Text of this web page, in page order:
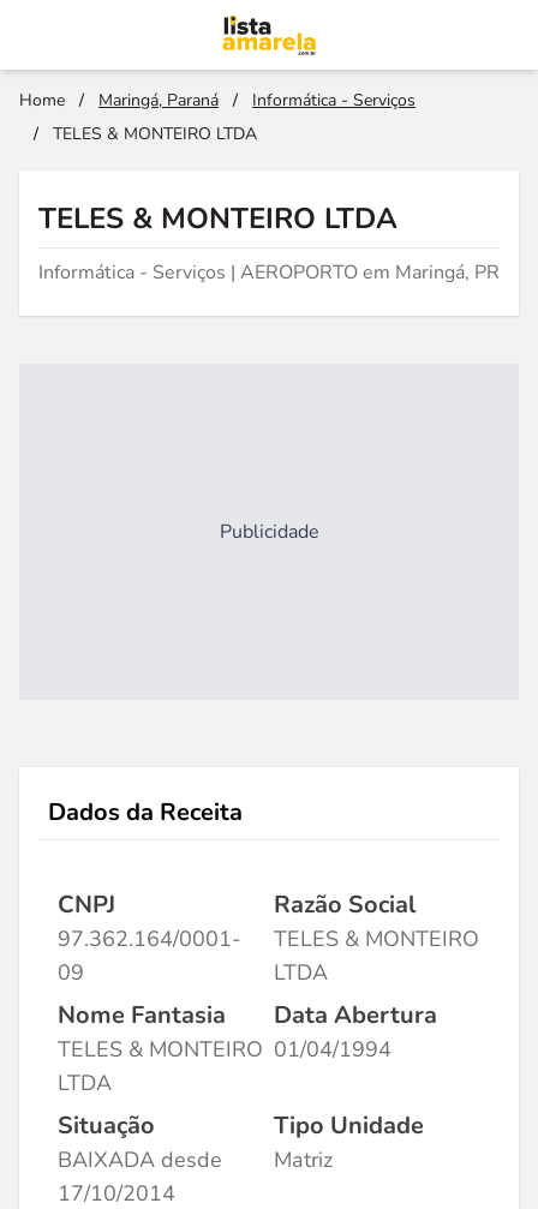
Home / Maringá, Paraná /
Informática - Serviços
/
TELES & MONTEIRO LTDA
TELES & MONTEIRO LTDA
Informática - Serviços | AEROPORTO em Maringá, PR
Publicidade
Dados da Receita
CNPJ
97.362.164/0001-
09
Razão Social
TELES & MONTEIRO
LTDA
Nome Fantasia
TELES & MONTEIRO
LTDA
Data Abertura
01/04/1994
Situação
BAIXADA desde
17/10/2014
Tipo Unidade
Matriz